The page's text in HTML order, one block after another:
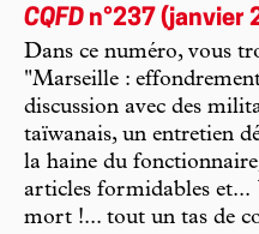
CQFD n°237 (janvier
Dans ce numéro, vous
"Marseille :
discussion avec des
taïwanais, un entretien
la haine du
articles formidables et...
mort !... tout un tas de